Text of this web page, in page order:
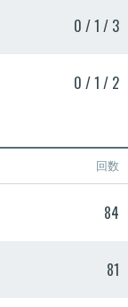
0 / 1 / 3
0 / 1 / 2
回数
84
81